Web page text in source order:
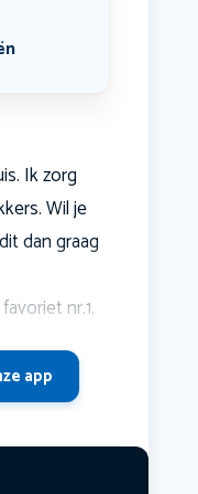
Ik zorg
Wil je
dan graag
nr.1.
app